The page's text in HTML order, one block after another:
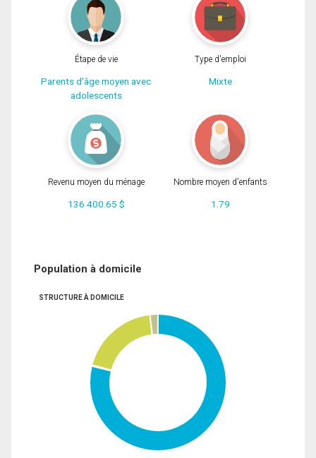
Étape de vie
Parents d'âge moyen avec
adolescents
Type d'emploi
Mixte
Revenu moyen du ménage
136 400.65 $
Nombre moyen d'enfants
1.79
Population à domicile
STRUCTURE À DOMICILE